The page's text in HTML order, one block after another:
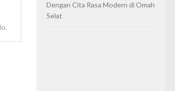
Dengan Cita Rasa Modern di Omah
Selat